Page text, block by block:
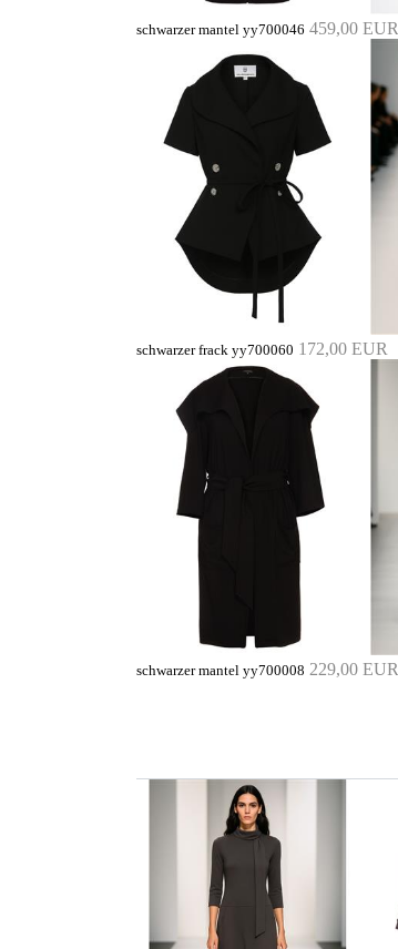
schwarzer mantel yy700046 459,00 EUR
schwarzer frack yy700060 172,00 EUR
schwarzer mantel yy700008 229,00 EUR